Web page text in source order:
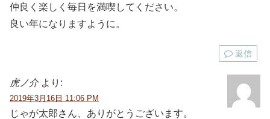
仲良く楽しく毎日を満喫してください。
良い年になりますように。
返信
虎ノ介 より:
2019年3月16日 11:06 PM
じゃが太郎さん、ありがとうございます。